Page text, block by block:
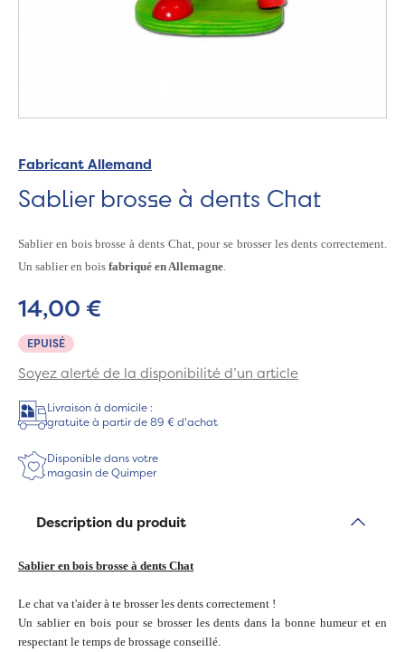
Fabricant Allemand
Sablier brosse à dents Chat
Sablier en bois brosse à dents Chat,pour se brosser les dents correctement.
Un sablier en bois fabriqué en Allemagne.
EPUISÉ
14,00 €
Soyez alerté de la disponibilité d’un article
Livraison à domicile :
gratuite à partir de 89 € d'achat
Disponible dans votre
magasin de Quimper
Description du produit
Sablier en bois brosse à dents Chat
Le chat va t'aider à te brosser les dents correctement !
Un sablier en bois pour se brosser les dents dans la bonne humeur et en
respectant le temps de brossage conseillé.